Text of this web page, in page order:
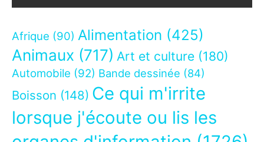
Afrique (90) Alimentation (425)
Animaux (717) Art et culture (180)
Automobile (92) Bande dessinée (84)
Boisson (148) Ce qui m'irrite
lorsque j'écoute ou lis les